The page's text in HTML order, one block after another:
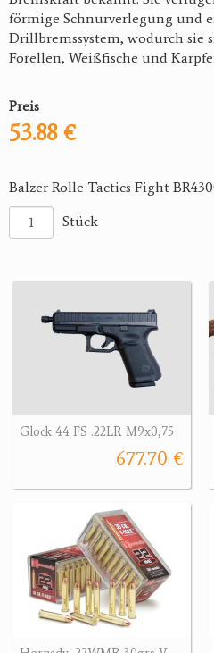
förmige Schnurverlegung und
Drillbremssystem, wodurch sie
Forellen, Weißfische und
Preis
53.88 €
Balzer Rolle Tactics Fight
Stück
Glock 44 FS .22LR M9x0,75
677.70 €